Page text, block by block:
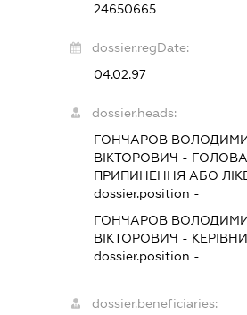
24650665
dossier.regDate:
04.02.97
dossier.heads:
ГОНЧАРОВ
ВІКТОРОВИЧ - ГОЛОВА
ПРИПИНЕННЯ АБО
dossier.position -
ГОНЧАРОВ
ВІКТОРОВИЧ -
dossier.position -
dossier.beneficiaries: